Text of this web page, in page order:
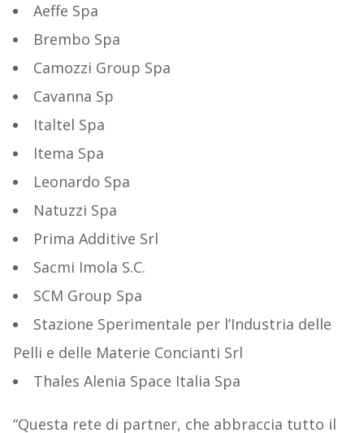
Aeffe Spa
Brembo Spa
Camozzi Group Spa
Cavanna Sp
Italtel Spa
Itema Spa
Leonardo Spa
Natuzzi Spa
Prima Additive Srl
Sacmi Imola S.C.
SCM Group Spa
Stazione Sperimentale per l’Industria delle
Pelli e delle Materie Concianti Srl
Thales Alenia Space Italia Spa
“Questa rete di partner, che abbraccia tutto il